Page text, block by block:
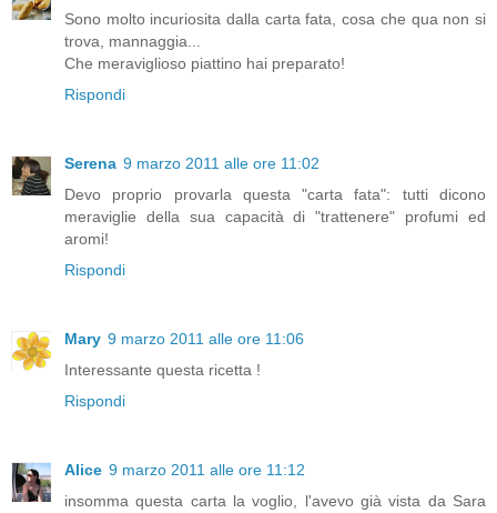
Sono molto incuriosita dalla carta fata, cosa che qua non si
trova, mannaggia...
Che meraviglioso piattino hai preparato!
Rispondi
Serena 9 marzo 2011 alle ore 11:02
Devo proprio provarla questa "carta fata": tutti dicono
meraviglie della sua capacità di "trattenere" profumi ed
aromi!
Rispondi
Mary 9 marzo 2011 alle ore 11:06
Interessante questa ricetta !
Rispondi
Alice 9 marzo 2011 alle ore 11:12
insomma questa carta la voglio, l'avevo già vista da Sara